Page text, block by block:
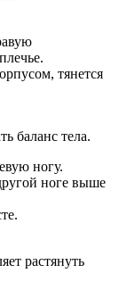
тянется
баланс тела.
ногу.
ноге выше
растянуть